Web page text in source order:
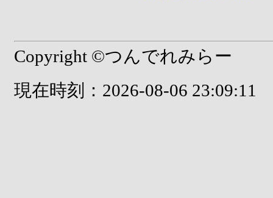
Copyright ©つんでれみらー
現在時刻：2026-08-06 23:09:11